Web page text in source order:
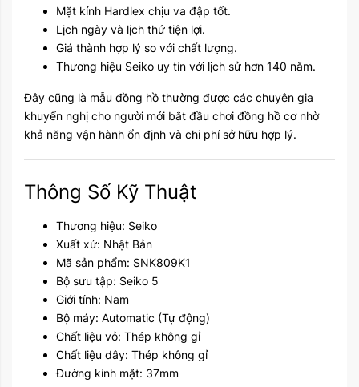
Mặt kính Hardlex chịu va đập tốt.
Lịch ngày và lịch thứ tiện lợi.
Giá thành hợp lý so với chất lượng.
Thương hiệu Seiko uy tín với lịch sử hơn 140 năm.
Đây cũng là mẫu đồng hồ thường được các chuyên gia
khuyến nghị cho người mới bắt đầu chơi đồng hồ cơ nhờ
khả năng vận hành ổn định và chi phí sở hữu hợp lý.
Thông Số Kỹ Thuật
Thương hiệu: Seiko
Xuất xứ: Nhật Bản
Mã sản phẩm: SNK809K1
Bộ sưu tập: Seiko 5
Giới tính: Nam
Bộ máy: Automatic (Tự động)
Chất liệu vỏ: Thép không gỉ
Chất liệu dây: Thép không gỉ
Đường kính mặt: 37mm